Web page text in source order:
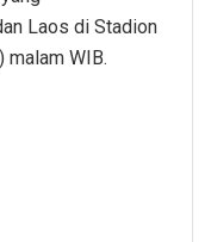
Laos di Stadion
malam WIB.